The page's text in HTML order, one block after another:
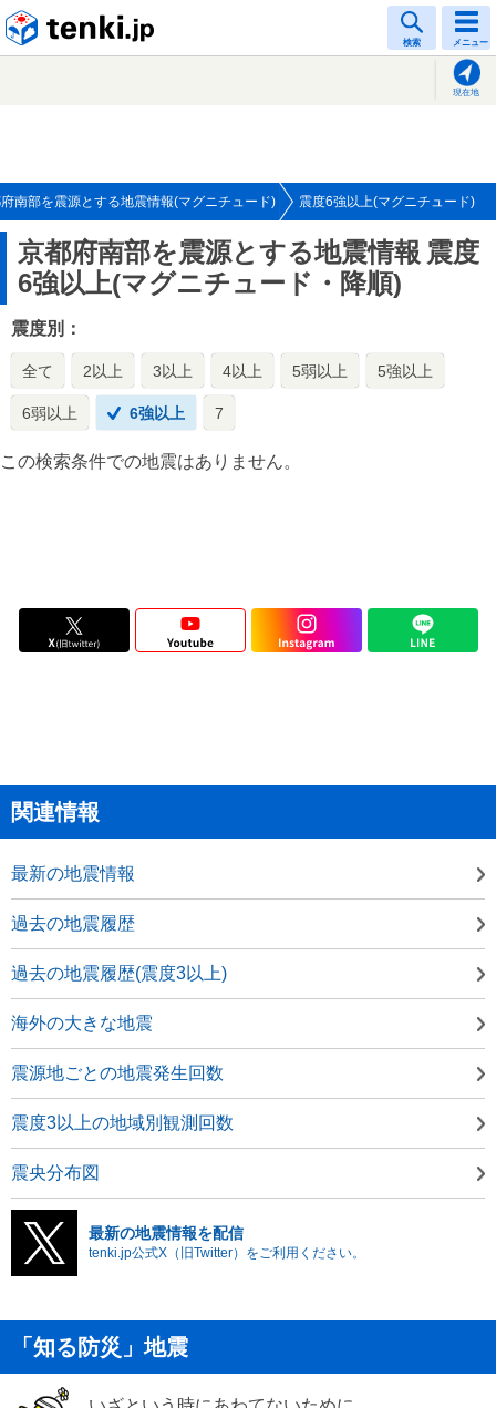
検索 メニュー
現在地
南部を震源とする地震情報(マグニチュード) 震度6強以上(マグニチュード)
京都府南部を震源とする地震情報 震度
6強以上(マグニチュード・降順)
震度別：
全て 2以上 3以上 4以上 5弱以上 5強以上
6弱以上 6強以上 7
この検索条件での地震はありません。
関連情報
最新の地震情報
過去の地震履歴
過去の地震履歴(震度3以上)
海外の大きな地震
震源地ごとの地震発生回数
震度3以上の地域別観測回数
震央分布図
最新の地震情報を配信
tenki.jp公式X（旧Twitter）をご利用ください。
「知る防災」地震